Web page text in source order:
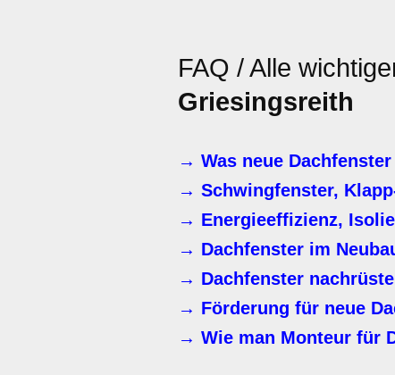
FAQ / Alle
Griesingsreith
→ Was neue
→ Schwingfenster,
→ Energieeffizienz,
→ Dachfenster im
→ Dachfenster
→ Förderung für neue
→ Wie man Monteur für